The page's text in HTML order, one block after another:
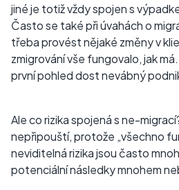
jiné je totiž vždy spojen s
Často se také při úvahách o
třeba provést nějaké změny v
zmigrování vše fungovalo, jak
první pohled dost nevábný
Ale co rizika spojená s ne-
nepřipouští, protože „všechno
neviditelná rizika jsou často
potenciální následky mnohem